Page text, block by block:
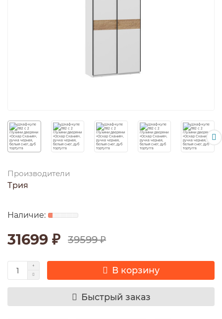
Производители
Трия
31699 ₽ 39599 ₽
В корзину
Быстрый заказ